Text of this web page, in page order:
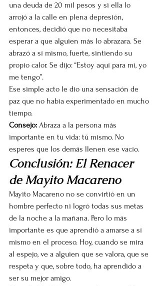
una deuda de 20 mil pesos y si ella lo
arrojó a la calle en plena depresión,
entonces, decidió que no necesitaba
esperar a que alguien más lo abrazara. Se
abrazó a sí mismo, fuerte, sintiendo su
propio calor. Se dijo: “Estoy aquí para mí, yo
me tengo”.
Ese simple acto le dio una sensación de
paz que no había experimentado en mucho
tiempo.
Consejo: Abraza a la persona más
importante en tu vida: tú mismo. No
esperes que los demás llenen ese vacío.
Conclusión: El Renacer
de Mayito Macareno
Mayito Macareno no se convirtió en un
hombre perfecto ni logró todas sus metas
de la noche a la mañana. Pero lo más
importante es que aprendió a amarse a sí
mismo en el proceso. Hoy, cuando se mira
al espejo, ve a alguien que se valora, que se
respeta y que, sobre todo, ha aprendido a
ser su mejor amigo.